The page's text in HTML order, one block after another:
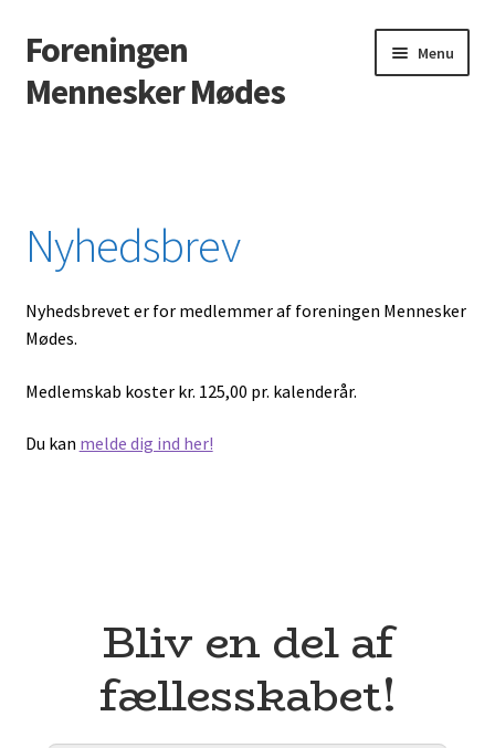
Spring
til
navigation
Spring
til
indhold
Foreningen
Mennesker Mødes
Menu
Aktuelle tilbud og Events
Betalingsbetingelser i Supportersmm.dk
Login Customizer
Nyhedsbrev
Nyhedsbrevet er for medlemmer af foreningen Mennesker
Mødes.
Medlemskab koster kr. 125,00 pr. kalenderår.
Du kan melde dig ind her!
Bliv en del af
fællesskabet!